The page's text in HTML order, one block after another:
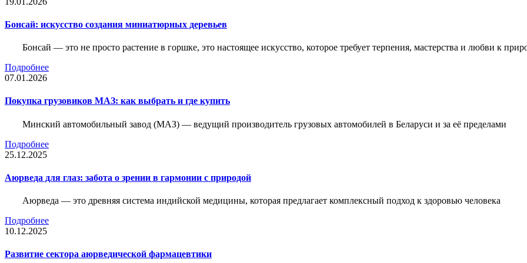
Бонсай: искусство создания миниатюрных деревьев
Бонсай — это не просто растение в горшке, это настоящее искусство, которое требует терпения, мастерства и любви к
Подробнее
07.01.2026
Покупка грузовиков МАЗ: как выбрать и где купить
Минский автомобильный завод (МАЗ) — ведущий производитель грузовых автомобилей в Беларуси и за её пределами
Подробнее
25.12.2025
Аюрведа для глаз: забота о зрении в гармонии с природой
Аюрведа — это древняя система индийской медицины, которая предлагает комплексный подход к здоровью человека
Подробнее
10.12.2025
Развитие сектора аюрведической фармацевтики